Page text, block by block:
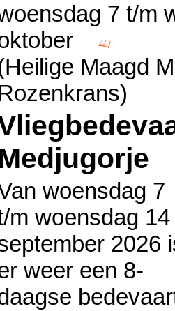
7 t/m
Maagd
woensdag 7
m woensdag 14
2026
weer een 8-